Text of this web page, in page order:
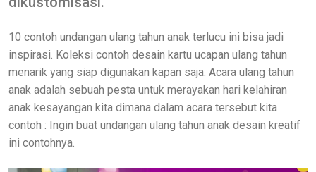
10 contoh undangan ulang tahun anak terlucu ini bisa jadi
inspirasi. Koleksi contoh desain kartu ucapan ulang tahun
menarik yang siap digunakan kapan saja. Acara ulang tahun
anak adalah sebuah pesta untuk merayakan hari kelahiran
anak kesayangan kita dimana dalam acara tersebut kita
contoh : Ingin buat undangan ulang tahun anak desain kreatif
ini contohnya.